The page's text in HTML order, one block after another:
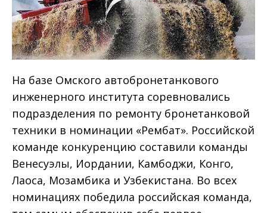
На базе Омского автобронетанкового
инженерного института соревновались
подразделения по ремонту бронетанковой
техники в номинации «Рембат». Российской
команде конкуренцию составили команды
Венесуэлы, Иордании, Камбоджи, Конго,
Лаоса, Мозамбика и Узбекистана. Во всех
номинациях победила российская команда,